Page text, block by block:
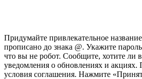
Придумайте привлекательное
прописано до знака @. Укажите
что вы не робот. Сообщите, хотите ли
уведомления о обновлениях и акциях.
условия соглашения. Нажмите